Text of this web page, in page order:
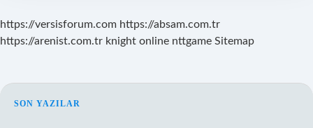
https://versisforum.com https://absam.com.tr
https://arenist.com.tr knight online nttgame Sitemap
SIDEBAR
SON YAZILAR